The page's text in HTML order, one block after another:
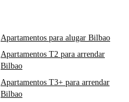
Apartamentos para alugar Bilbao
Apartamentos T2 para arrendar
Bilbao
Apartamentos T3+ para arrendar
Bilbao